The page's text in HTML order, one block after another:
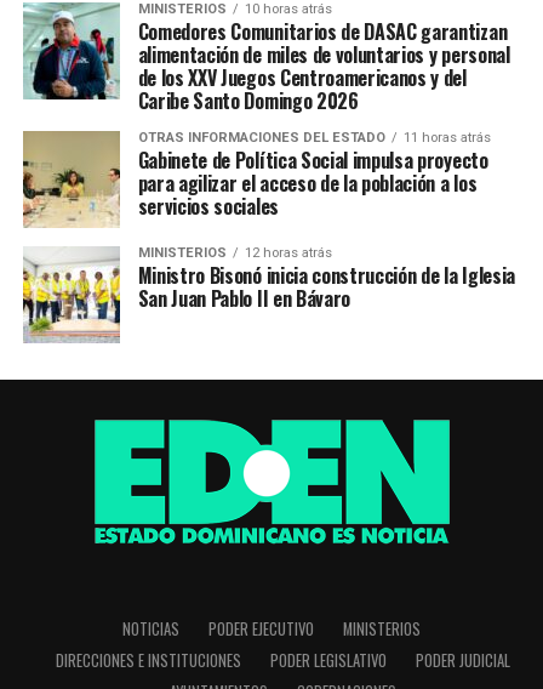
MINISTERIOS 10 horas atrás
Comedores Comunitarios de DASAC garantizan
alimentación de miles de voluntarios y personal
de los XXV Juegos Centroamericanos y del
Caribe Santo Domingo 2026
OTRAS INFORMACIONES DEL ESTADO 11 horas atrás
Gabinete de Política Social impulsa proyecto
para agilizar el acceso de la población a los
servicios sociales
MINISTERIOS 12 horas atrás
Ministro Bisonó inicia construcción de la Iglesia
San Juan Pablo II en Bávaro
NOTICIAS PODER EJECUTIVO
MINISTERIOS
DIRECCIONES E INSTITUCIONES
PODER LEGISLATIVO
PODER JUDICIAL